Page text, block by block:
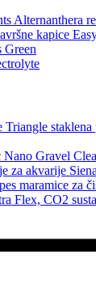
Alternanthera
kapice
Green
Triangle
Gravel
za akvarije
maramice za
Flex, CO2